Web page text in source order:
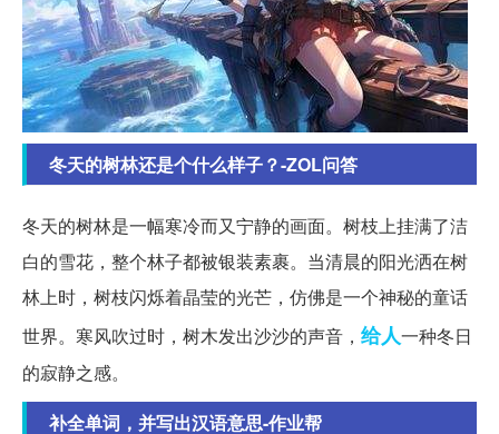
冬天的树林还是个什么样子？-ZOL问答
冬天的树林是一幅寒冷而又宁静的画面。树枝上挂满了洁
白的雪花，整个林子都被银装素裹。当清晨的阳光洒在树
林上时，树枝闪烁着晶莹的光芒，仿佛是一个神秘的童话
世界。寒风吹过时，树木发出沙沙的声音， 给人一种冬日
的寂静之感。
补全单词，并写出汉语意思-作业帮